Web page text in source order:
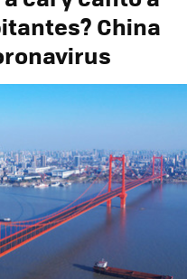
China